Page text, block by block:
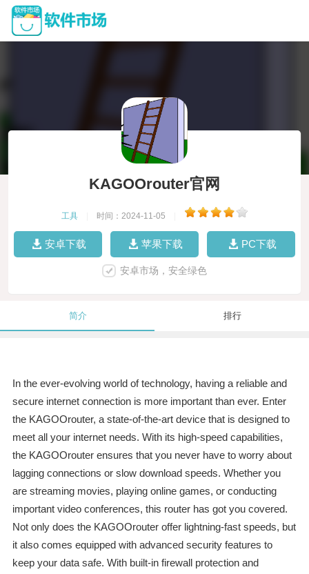
KAGOOrouter官网
工具 时间：2024-11-05
安卓下载 苹果下载 PC下载
安卓市场，安全绿色
简介 排行
In the ever-evolving world of technology, having a reliable and
secure internet connection is more important than ever. Enter
the KAGOOrouter, a state-of-the-art device that is designed to
meet all your internet needs. With its high-speed capabilities,
the KAGOOrouter ensures that you never have to worry about
lagging connections or slow download speeds. Whether you
are streaming movies, playing online games, or conducting
important video conferences, this router has got you covered.
Not only does the KAGOOrouter offer lightning-fast speeds, but
it also comes equipped with advanced security features to
keep your data safe. With built-in firewall protection and